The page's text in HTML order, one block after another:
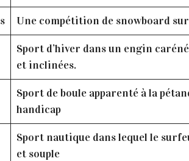
Une compétition de snowboard
Sport d’hiver dans un engin
et inclinées.
Sport de boule apparenté à la
handicap
Sport nautique dans lequel le
et souple